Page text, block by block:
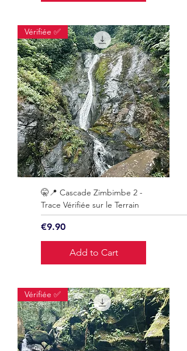
Vérifiée ✅
🤫📍 Cascade Zimbimbe 2 -
Trace Vérifiée sur le Terrain
Price
€9.90
Add to Cart
Vérifiée ✅